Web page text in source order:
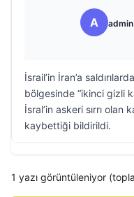
A admin
İsrail’in İran’a
bölgesinde “ikinci gizli
İsral’in askeri sırrı olan
kaybettiği bildirildi.
1 yazı görüntüleniyor